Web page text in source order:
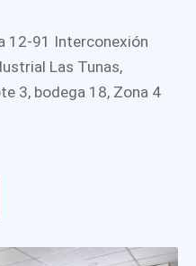
12-91 Interconexión
Las Tunas,
3, bodega 18, Zona 4